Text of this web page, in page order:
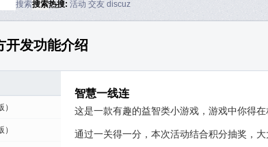
搜索搜索热搜: 活动 交友 discuz
开发功能介绍
智慧一线连
这是一款有趣的益智类小游戏，游戏中你得
通过一关得一分，本次活动结合积分抽奖，